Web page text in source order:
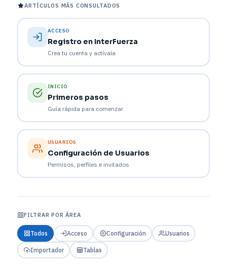
ARTÍCULOS MÁS CONSULTADOS
ACCESO
Registro en InterFuerza
Crea tu cuenta y actívala
INICIO
Primeros pasos
Guía rápida para comenzar
USUARIOS
Configuración de Usuarios
Permisos, perfiles e invitados
FILTRAR POR ÁREA
Todos Acceso Configuración Usuarios
Importador Tablas